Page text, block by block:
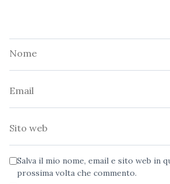
Salva il mio nome, email e sito web in
prossima volta che commento.